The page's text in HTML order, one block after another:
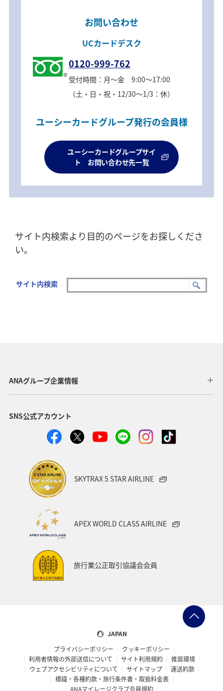
お問い合わせ
UCカードデスク
0120-999-762
受付時間：月～金 9:00～17:00
（土・日・祝・12/30～1/3：休）
ユーシーカードグループ発行の会員様
ユーシーカードグループサイ
ト お問い合わせ先一覧
サイト内検索より目的のページをお探しくださ
い。
サイト内検索
ANAグループ企業情報
SNS公式アカウント
SKYTRAX 5 STAR AIRLINE
APEX WORLD CLASS AIRLINE
旅行業公正取引協議会会員
JAPAN
プライバシーポリシー
クッキーポリシー
利用者情報の外部送信について
サイト利用規約
推奨環境
ウェブアクセシビリティについて
サイトマップ
運送約款
標識・各種約款・旅行条件書・取扱料金表
ANAマイレージクラブ会員規約